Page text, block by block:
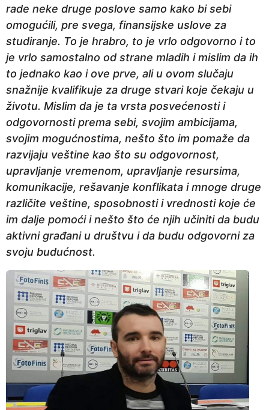
rade neke druge poslove samo kako bi sebi
omogućili, pre svega, finansijske uslove za
studiranje. To je hrabro, to je vrlo odgovorno i to
je vrlo samostalno od strane mladih i mislim da ih
to jednako kao i ove prve, ali u ovom slučaju
snažnije kvalifikuje za druge stvari koje čekaju u
životu. Mislim da je ta vrsta posvećenosti i
odgovornosti prema sebi, svojim ambicijama,
svojim mogućnostima, nešto što im pomaže da
razvijaju veštine kao što su odgovornost,
upravljanje vremenom, upravljanje resursima,
komunikacije, rešavanje konflikata i mnoge druge
različite veštine, sposobnosti i vrednosti koje će
im dalje pomoći i nešto što će njih učiniti da budu
aktivni građani u društvu i da budu odgovorni za
svoju budućnost.